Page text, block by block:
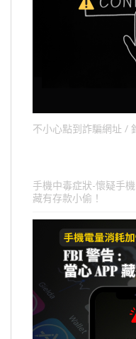
不小心點到詐騙網址 /
手機中毒症狀-懷疑手
藏有存款小偷！